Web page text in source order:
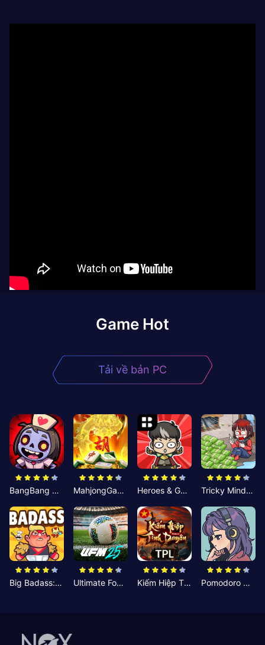
Game Hot
Tải về bản PC
BangBang Zombies:Chiến Shelter MahjongGame Heroes & Gear? Yoink! Tricky Minds: Brainy Puzzle
Big Badass: Game AFK Idle RPG Ultimate Football Manager Kiếm Hiệp Tình Duyên Pomodoro Nhỏ: Giờ Tập Trung